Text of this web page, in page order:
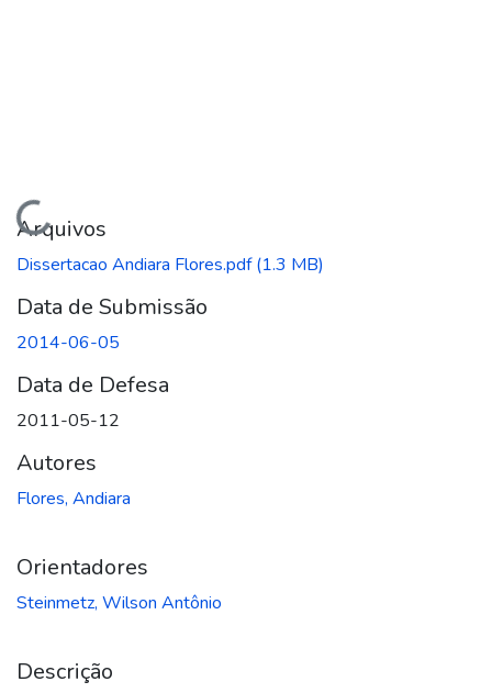
Carregando...
Arquivos
Dissertacao Andiara Flores.pdf(1.3 MB)
Data de Submissão
2014-06-05
Data de Defesa
2011-05-12
Autores
Flores, Andiara
Orientadores
Steinmetz, Wilson Antônio
Descrição